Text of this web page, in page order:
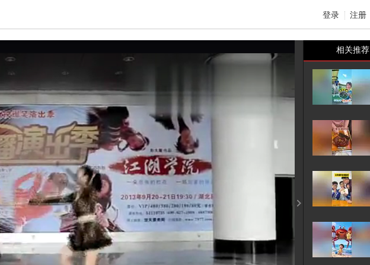
登录 注册
亮度
饱和度 100
相关推荐